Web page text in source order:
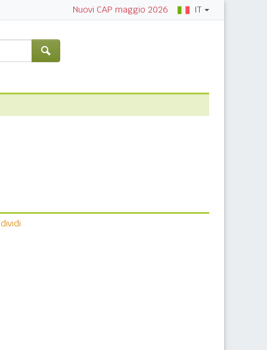
Nuovi CAP maggio 2026 IT